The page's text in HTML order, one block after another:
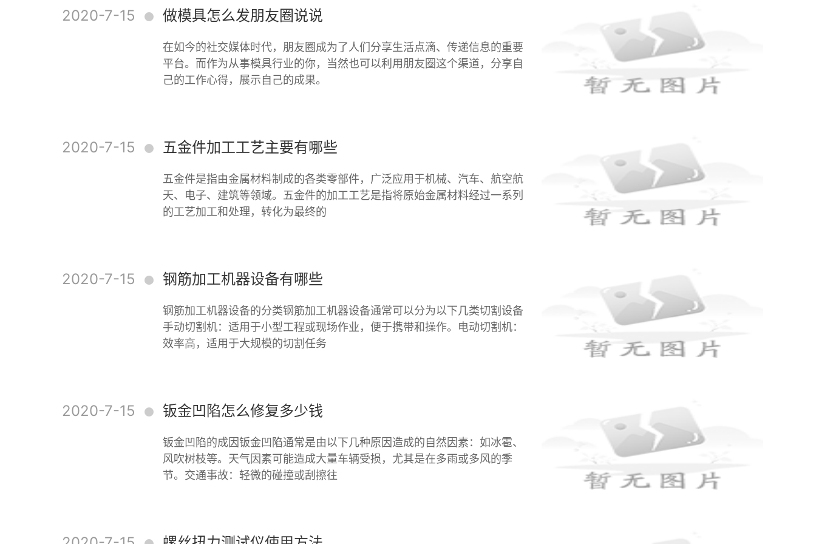
2020-7-15 做模具怎么发朋友圈说说
在如今的社交媒体时代，朋友圈成为了人们分享生活点滴、传递信息的重要
平台。而作为从事模具行业的你，当然也可以利用朋友圈这个渠道，分享自
己的工作心得，展示自己的成果。
2020-7-15 五金件加工工艺主要有哪些
五金件是指由金属材料制成的各类零部件，广泛应用于机械、汽车、航空航
天、电子、建筑等领域。五金件的加工工艺是指将原始金属材料经过一系列
的工艺加工和处理，转化为最终的
2020-7-15 钢筋加工机器设备有哪些
钢筋加工机器设备的分类钢筋加工机器设备通常可以分为以下几类切割设备
手动切割机：适用于小型工程或现场作业，便于携带和操作。电动切割机：
效率高，适用于大规模的切割任务
2020-7-15 钣金凹陷怎么修复多少钱
钣金凹陷的成因钣金凹陷通常是由以下几种原因造成的自然因素：如冰雹、
风吹树枝等。天气因素可能造成大量车辆受损，尤其是在多雨或多风的季
节。交通事故：轻微的碰撞或刮擦往